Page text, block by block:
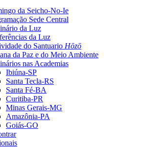
da Seicho-No-Ie
Sede Central
da Luz
da Luz
do Santuario Hōzō
da Paz e do Meio Ambiente
nas Academias
Ibiúna-SP
Santa Tecla-RS
Santa Fé-BA
Curitiba-PR
Minas Gerais-MG
Amazônia-PA
Goiás-GO